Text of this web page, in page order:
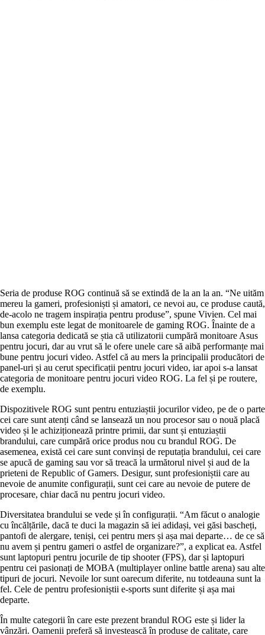
Seria de produse ROG continuă să se extindă de la an la an. “Ne uităm
mereu la gameri, profesioniști și amatori, ce nevoi au, ce produse caută,
de-acolo ne tragem inspirația pentru produse”, spune Vivien. Cel mai
bun exemplu este legat de monitoarele de gaming ROG. Înainte de a
lansa categoria dedicată se știa că utilizatorii cumpără monitoare Asus
pentru jocuri, dar au vrut să le ofere unele care să aibă performanțe mai
bune pentru jocuri video. Astfel că au mers la principalii producători de
panel-uri și au cerut specificații pentru jocuri video, iar apoi s-a lansat
categoria de monitoare pentru jocuri video ROG. La fel și pe routere,
de exemplu.
Dispozitivele ROG sunt pentru entuziaștii jocurilor video, pe de o parte
cei care sunt atenți când se lansează un nou procesor sau o nouă placă
video și le achiziționează printre primii, dar sunt și entuziaștii
brandului, care cumpără orice produs nou cu brandul ROG. De
asemenea, există cei care sunt convinși de reputația brandului, cei care
se apucă de gaming sau vor să treacă la următorul nivel și aud de la
prieteni de Republic of Gamers. Desigur, sunt profesioniștii care au
nevoie de anumite configurații, sunt cei care au nevoie de putere de
procesare, chiar dacă nu pentru jocuri video.
Diversitatea brandului se vede și în configurații. “Am făcut o analogie
cu încălțările, dacă te duci la magazin să iei adidași, vei găsi bascheți,
pantofi de alergare, teniși, cei pentru mers și așa mai departe… de ce să
nu avem și pentru gameri o astfel de organizare?”, a explicat ea. Astfel
sunt laptopuri pentru jocurile de tip shooter (FPS), dar și laptopuri
pentru cei pasionați de MOBA (multiplayer online battle arena) sau alte
tipuri de jocuri. Nevoile lor sunt oarecum diferite, nu totdeauna sunt la
fel. Cele de pentru profesioniștii e-sports sunt diferite și așa mai
departe.
În multe categorii în care este prezent brandul ROG este și lider la
vânzări. Oamenii preferă să investească în produse de calitate, care